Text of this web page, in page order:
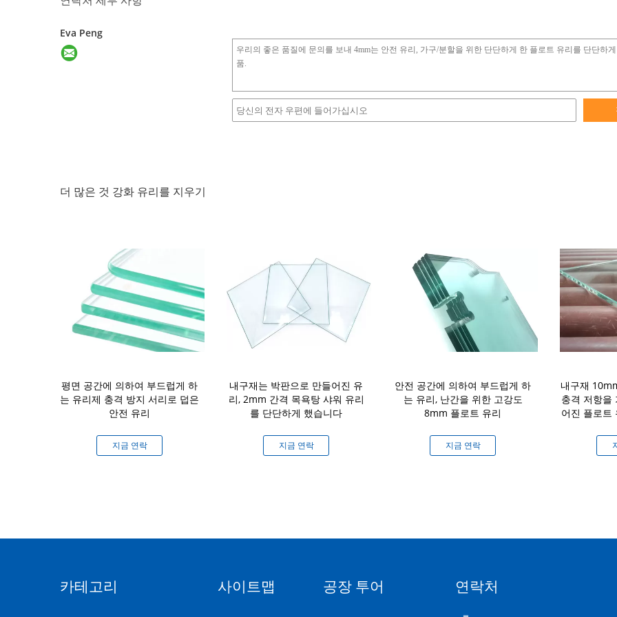
Eva Peng
더 많은 것 강화 유리를 지우기
평면 공간에 의하여 부드럽게 하
는 유리제 충격 방지 서리로 덥은
안전 유리
지금 연락
내구재는 박판으로 만들어진 유
리, 2mm 간격 목욕탕 샤워 유리
를 단단하게 했습니다
지금 연락
안전 공간에 의하여 부드럽게 하
는 유리, 난간을 위한 고강도
8mm 플로트 유리
지금 연락
내구재
충격 저항을
어진 플로트
카테고리 사이트맵 공장 투어 연락처